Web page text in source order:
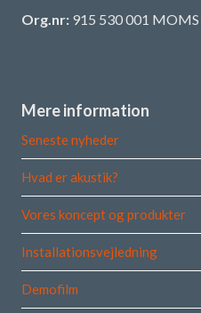
Org.nr: 915 530 001 MOMS
Mere information
Seneste nyheder
Hvad er akustik?
Vores koncept og produkter
Installationsvejledning
Demofilm